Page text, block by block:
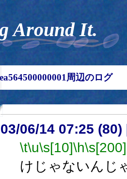
Around It.
周辺のログ
03/06/14 07:25 (80)
\t\u\s[10]\h\s[200]
けじゃないんじ